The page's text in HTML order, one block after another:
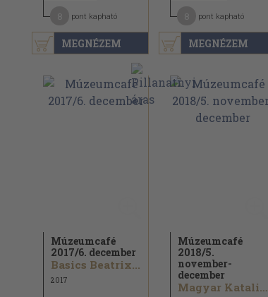
MEGNÉZEM
pont kapható
MEGNÉZEM
pont kapható
Múzeumcafé
2017/6. december
Basics Beatrix...
2017
Múzeumcafé
2018/5.
november-
december
Magyar Katalin...